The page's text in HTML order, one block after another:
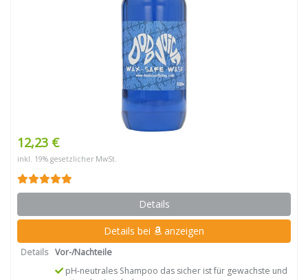
12,23 €
inkl. 19% gesetzlicher MwSt.
Details
Details bei anzeigen
Details Vor-/Nachteile
pH-neutrales Shampoo das sicher ist für gewachste und